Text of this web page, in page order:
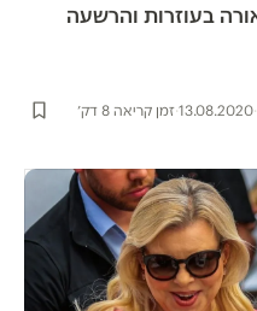
בעוזרות והרשעה
·
13.08.2020
·זמן קריאה 8 דק׳